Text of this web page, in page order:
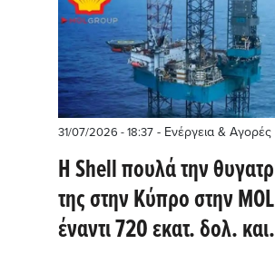
31/07/2026 - 18:37 - Ενέργεια & Αγορές
Η Shell πουλά την
της στην Κύπρο στην MOL
έναντι 720 εκατ. δολ. και